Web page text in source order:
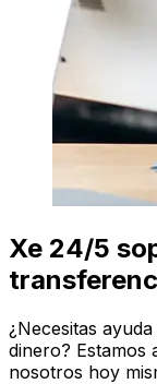
Xe 24/5
¿Necesitas
dinero? Estamos
nosotros hoy